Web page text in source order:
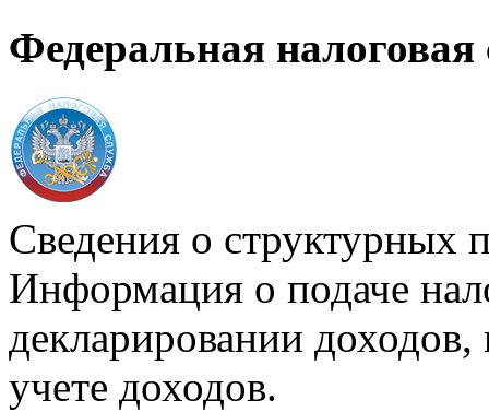
Федеральная налоговая
Сведения о структурных
Информация о подаче
декларировании доходов,
учете доходов.